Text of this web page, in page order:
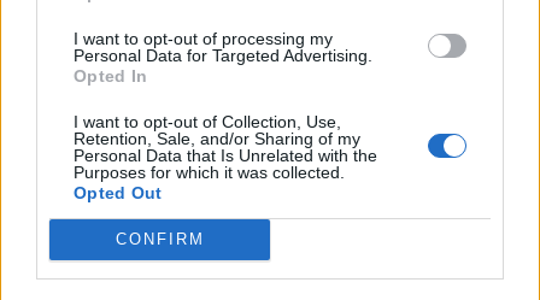
I want to opt-out of processing my
Personal Data for Targeted Advertising.
Opted In
I want to opt-out of Collection, Use,
Retention, Sale, and/or Sharing of my
Personal Data that Is Unrelated with the
Purposes for which it was collected.
Opted Out
CONFIRM
megszüntetésével a bizottság elveszíti azt a
lehetőséget, hogy fizetés ellenében több
felhasználó számára jelenítsék meg
bejegyzéseit, és így növeljék azok elérését.
Az X termékigazgatója, Nikita Bier azzal
indokolta a tilalmat, hogy a bizottság a kérdéses
bejegyzésben olyan linket tett közzé, amely „a